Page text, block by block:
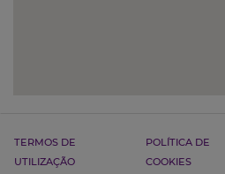
TERMOS DE
UTILIZAÇÃO
POLÍTICA DE
COOKIES